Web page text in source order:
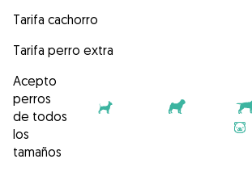
Tarifa cachorro
Tarifa perro extra
Acepto
perros
de todos
los
tamaños